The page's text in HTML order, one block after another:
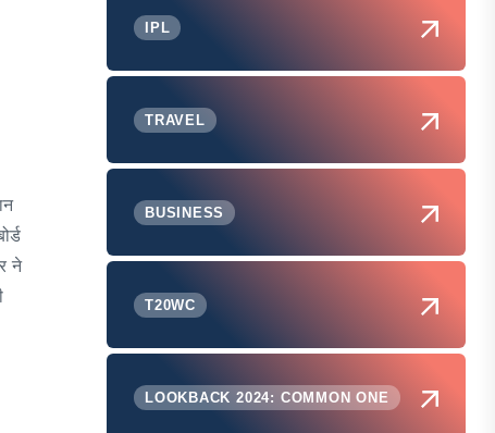
ने
IPL
TRAVEL
BUSINESS
T20WC
LOOKBACK 2024: COMMON ONE